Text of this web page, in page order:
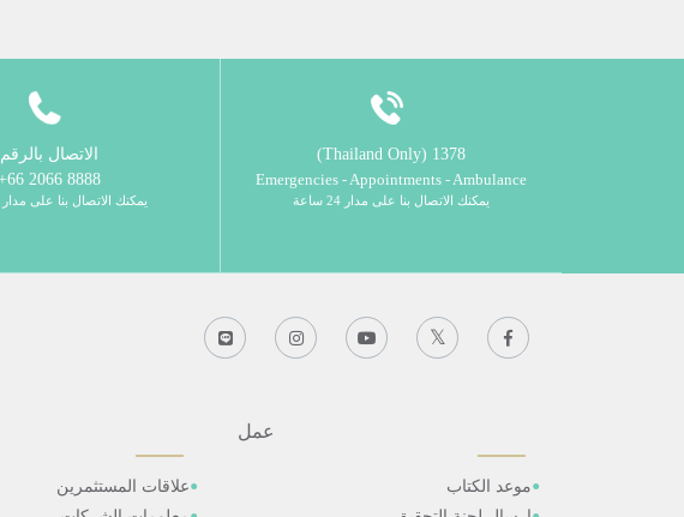
1378 (Thailand Only)
Emergencies - Appointments - Ambulance
يمكنك الاتصال بنا على مدار 24 ساعة
الاتصال بالرقم
8888 2066 66+
يمكنك الاتصال بنا على مدار 24 ساعة
عمل
موعد الكتاب
علاقات المستثمرين